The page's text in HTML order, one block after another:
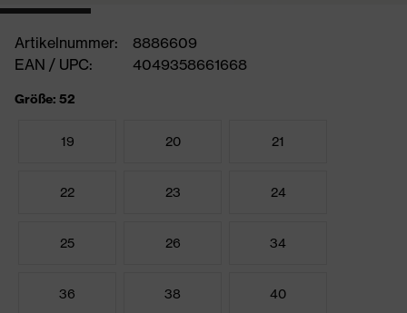
Artikelnummer:
8886609
EAN / UPC:
4049358661668
Größe: 52
19 20 21
22 23 24
25 26 34
36 38 40